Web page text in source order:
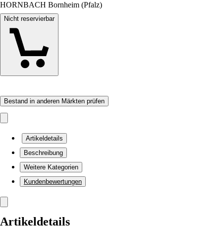
HORNBACH Bornheim (Pfalz)
Nicht reservierbar
Bestand in anderen Märkten prüfen
Artikeldetails
Beschreibung
Weitere Kategorien
Kundenbewertungen
Artikeldetails